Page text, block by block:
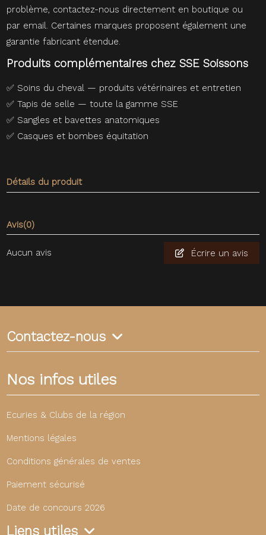
problème, contactez-nous directement en boutique ou
par email. Certaines marques proposent également une
garantie fabricant étendue.
Produits complémentaires chez SSE Soissons
✅ Soins du cheval — produits vétérinaires et entretien
✅Tapis de selle — toute la gamme SSE
✅ Sangles et bavettes anatomiques
✅ Casques et bombes équitation
Détails du produit
Avis(0)
Aucun avis Écrire un avis
Contactez-nous
Nos infos utiles
Ecuries & Clubs de la région
Mentions légales
Conditions générales de ventes
Paiement sécurisé
Date de concours 2026
Liens utiles